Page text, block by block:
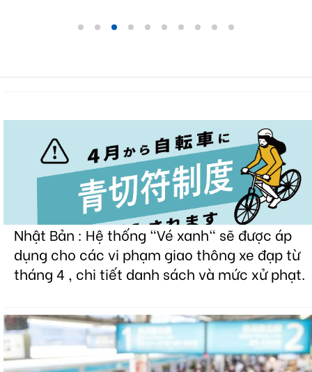
Nhật Bản : Hệ thống "Vé xanh" sẽ được áp
dụng cho các vi phạm giao thông xe đạp từ
tháng 4 , chi tiết danh sách và mức xử phạt.